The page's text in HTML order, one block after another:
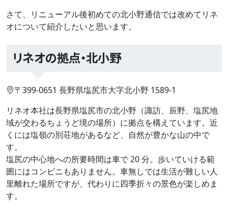
さて、リニューアル後初めての北小野通信では改めてリネ
オについて紹介したいと思います。
リネオの拠点・北小野
〒399-0651 長野県塩尻市大字北小野 1589-1
リネオ本社は長野県塩尻市の北小野（諏訪、辰野、塩尻地
域が交わるちょうど境の場所）に拠点を構えています。近
くには塩嶺の別荘地があるなど、自然が豊かな山の中で
す。
塩尻の中心地への所要時間は車で 20 分。歩いていける範
囲にはコンビニもありません。車無しでは生活が難しい人
里離れた場所ですが、代わりに四季折々の景色が楽しめま
す。